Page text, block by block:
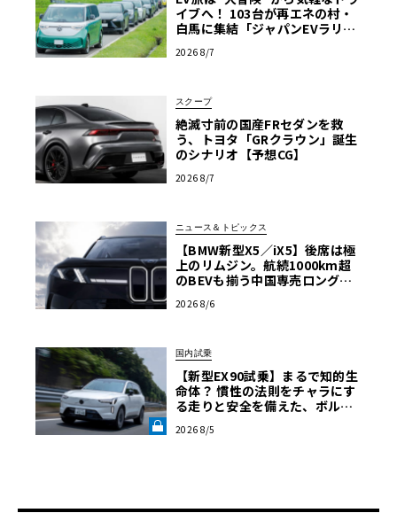
イブへ！ 103台が再エネの村・
白馬に集結「ジャパンEVラリー
2026 8/7
スクープ
絶滅寸前の国産FRセダンを救
う、トヨタ「GRクラウン」誕生
のシナリオ【予想CG】
2026 8/7
ニュース＆トピックス
【BMW新型X5／iX5】後席は極
上のリムジン。航続1000km超
のBEVも揃う中国専売ロング仕
2026 8/6
国内試乗
【新型EX90試乗】まるで知的生
命体？ 慣性の法則をチャラにす
る走りと安全を備えた、ボルボ
AB》
2026 8/5